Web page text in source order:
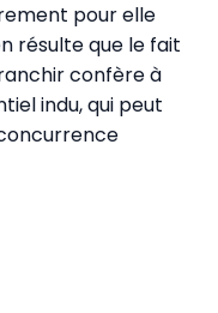
pour elle
résulte que le fait
confère à
indu, qui peut